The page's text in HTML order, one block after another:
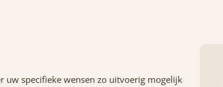
specifieke wensen zo uitvoerig mogelijk